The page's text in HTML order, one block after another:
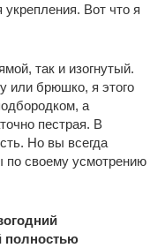
укрепления. Вот что я
так и изогнутый.
или брюшко, я этого
а
пестрая. В
Но вы всегда
своему усмотрению
полностью